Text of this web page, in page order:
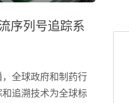
序列号追踪系
全球政府和制药行
追溯技术为全球标